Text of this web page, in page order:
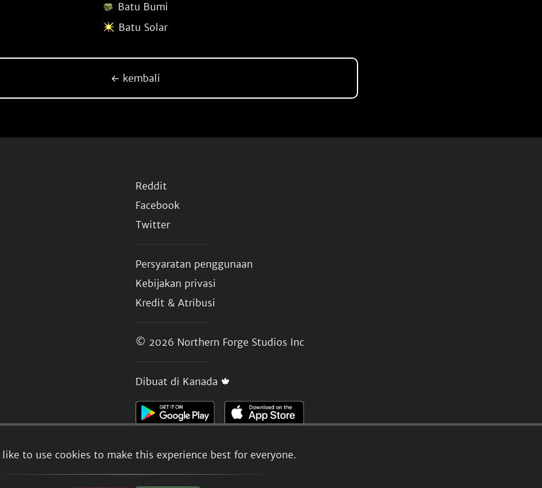
to use cookies to make this experience best for everyone.
Batu Bumi
Batu Solar
← kembali
Reddit
Facebook
Twitter
Persyaratan penggunaan
Kebijakan privasi
Kredit & Atribusi
© 2026 Northern Forge Studios Inc
Dibuat di Kanada 🍁